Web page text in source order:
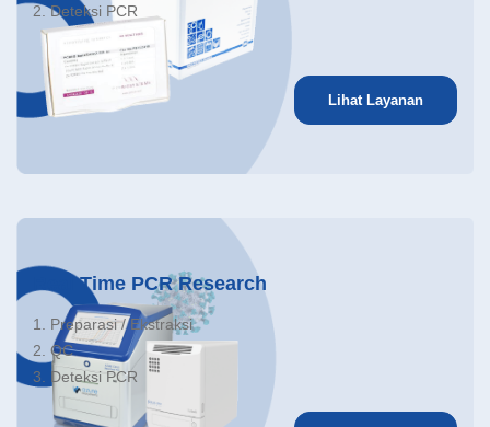
2. Deteksi PCR
Lihat Layanan
Real Time PCR Research
1. Preparasi / Ekstraksi
2. QC
3. Deteksi PCR